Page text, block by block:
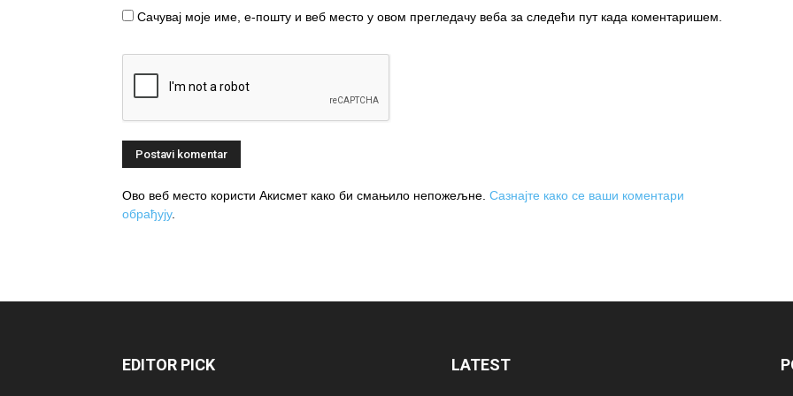
Сачувај моје име, е-пошту и веб место у овом прегледачу веба за следећи пут када коментаришем.
Ово веб место користи Акисмет како би смањило непожељне. Сазнајте како се ваши коментари
обрађују.
EDITOR PICK LATEST